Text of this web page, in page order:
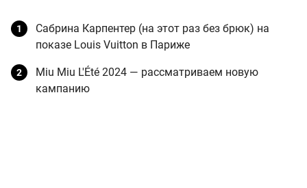
Сабрина Карпентер (на этот раз без брюк) на
показе Louis Vuitton в Париже
Miu Miu L'Été 2024 — рассматриваем новую
кампанию